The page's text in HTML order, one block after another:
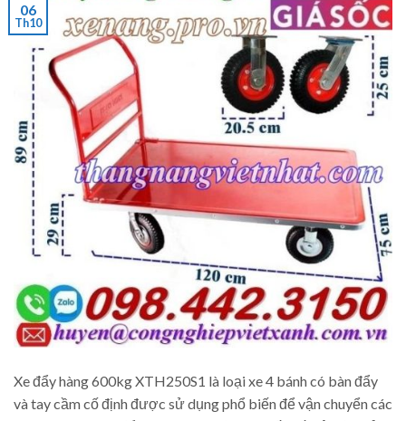
06
Th10
Xe đẩy hàng 600kg XTH250S1 là loại xe 4 bánh có bàn đẩy
và tay cầm cố định được sử dụng phổ biến để vận chuyển các